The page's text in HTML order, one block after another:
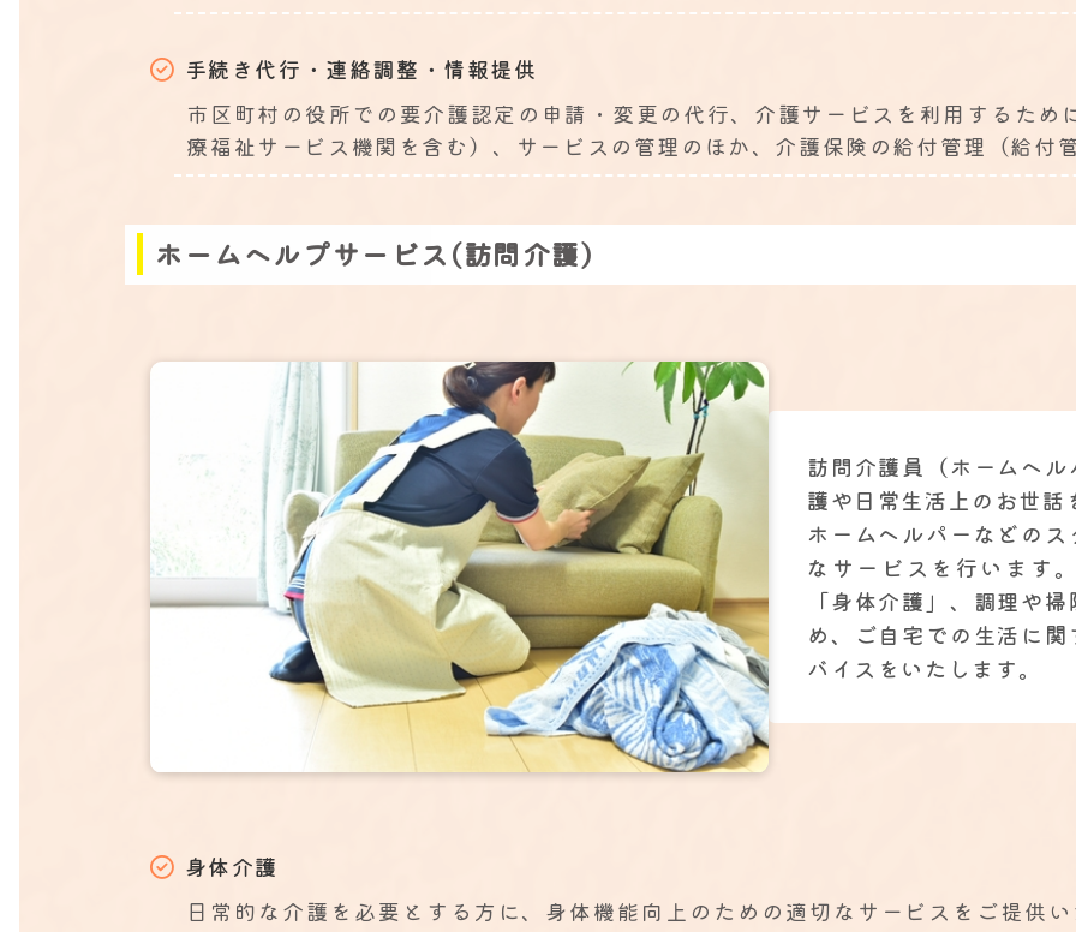
手続き代行・連絡調整・情報提供
市区町村の役所での要介護認定の申請・変更の代行、介護サービスを利用するた
療福祉サービス機関を含む）、サービスの管理のほか、介護保険の給付管理（給付
ホームヘルプサービス(訪問介護)
訪問介護員（ホームヘ
護や日常生活上のお世
ホームヘルパーなどの
なサービスを行います
「身体介護」、調理や
め、ご自宅での生活に
バイスをいたします。
身体介護
日常的な介護を必要とする方に、身体機能向上のための適切なサービスをご提供